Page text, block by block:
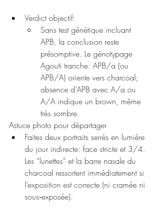
Verdict objectif:
Sans test génétique incluant
APB, la conclusion reste
présomptive. Le génotypage
Agouti tranche: APB/a (ou
APB/A) oriente vers charcoal;
absence d’APB avec A/a ou
A/A indique un brown, même
très sombre.
Astuce photo pour départager
Faites deux portraits serrés en lumière
du jour indirecte: face stricte et 3/4.
Les “lunettes” et la barre nasale du
charcoal ressortent immédiatement si
l’exposition est correcte (ni cramée ni
sous‑exposée).